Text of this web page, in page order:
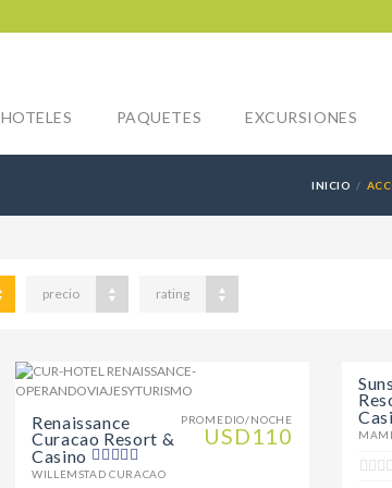
HOTELES PAQUETES EXCURSIONES
INICIO
precio rating
PROMEDIO/NOCHE
USD110
Renaissance
Curacao Resort &
Casino
WILLEMSTAD CURACAO